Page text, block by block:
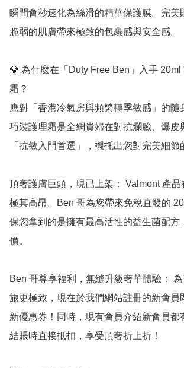
瞬間會秒速化為絲滑的精華保護膜。完美
脆弱的肌膚帶來極致的包裹感與安全感。
💎 為什麼在「Duty Free Ben」入手 20ml
霜？
應對「香港冷氣房與頻繁轉季敏感」的隨
巧裝護理霜是全網貴婦在對抗爛臉、爆皮
「抗敏入門首選」，襯托出您對完美細節
頂奢護膚巨頭，現已上架： Valmont 產
極其高昂。Ben 哥為您帶來免稅直發的
保您拿到的是擁有最高活性的益生菌配方
價。
Ben 哥尊享福利，無縫升級奢華體驗：
旅更極致，現在於我們網站註冊的新會員
新優惠券！同時，現有會員介紹新會員都
結賬時直接抵扣，享受頂奢折上折！